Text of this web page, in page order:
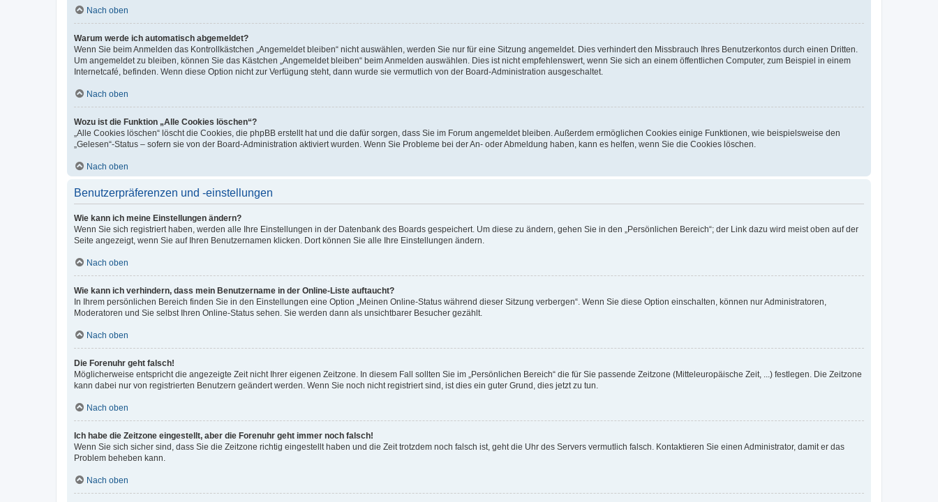
Nach oben
Warum werde ich automatisch abgemeldet?
Wenn Sie beim Anmelden das Kontrollkästchen „Angemeldet bleiben“ nicht auswählen, werden Sie nur für eine Sitzung angemeldet. Dies verhindert den Missbrauch Ihres Benutzerkontos durch einen Dritten.
Um angemeldet zu bleiben, können Sie das Kästchen „Angemeldet bleiben“ beim Anmelden auswählen. Dies ist nicht empfehlenswert, wenn Sie sich an einem öffentlichen Computer, zum Beispiel in einem
Internetcafé, befinden. Wenn diese Option nicht zur Verfügung steht, dann wurde sie vermutlich von der Board-Administration ausgeschaltet.
Nach oben
Wozu ist die Funktion „Alle Cookies löschen“?
„Alle Cookies löschen“ löscht die Cookies, die phpBB erstellt hat und die dafür sorgen, dass Sie im Forum angemeldet bleiben. Außerdem ermöglichen Cookies einige Funktionen, wie beispielsweise den
„Gelesen“-Status – sofern sie von der Board-Administration aktiviert wurden. Wenn Sie Probleme bei der An- oder Abmeldung haben, kann es helfen, wenn Sie die Cookies löschen.
Nach oben
Benutzerpräferenzen und -einstellungen
Wie kann ich meine Einstellungen ändern?
Wenn Sie sich registriert haben, werden alle Ihre Einstellungen in der Datenbank des Boards gespeichert. Um diese zu ändern, gehen Sie in den „Persönlichen Bereich“; der Link dazu wird meist oben auf der
Seite angezeigt, wenn Sie auf Ihren Benutzernamen klicken. Dort können Sie alle Ihre Einstellungen ändern.
Nach oben
Wie kann ich verhindern, dass mein Benutzername in der Online-Liste auftaucht?
In Ihrem persönlichen Bereich finden Sie in den Einstellungen eine Option „Meinen Online-Status während dieser Sitzung verbergen“. Wenn Sie diese Option einschalten, können nur Administratoren,
Moderatoren und Sie selbst Ihren Online-Status sehen. Sie werden dann als unsichtbarer Besucher gezählt.
Nach oben
Die Forenuhr geht falsch!
Möglicherweise entspricht die angezeigte Zeit nicht Ihrer eigenen Zeitzone. In diesem Fall sollten Sie im „Persönlichen Bereich“ die für Sie passende Zeitzone (Mitteleuropäische Zeit, ...) festlegen. Die Zeitzone
kann dabei nur von registrierten Benutzern geändert werden. Wenn Sie noch nicht registriert sind, ist dies ein guter Grund, dies jetzt zu tun.
Nach oben
Ich habe die Zeitzone eingestellt, aber die Forenuhr geht immer noch falsch!
Wenn Sie sich sicher sind, dass Sie die Zeitzone richtig eingestellt haben und die Zeit trotzdem noch falsch ist, geht die Uhr des Servers vermutlich falsch. Kontaktieren Sie einen Administrator, damit er das
Problem beheben kann.
Nach oben